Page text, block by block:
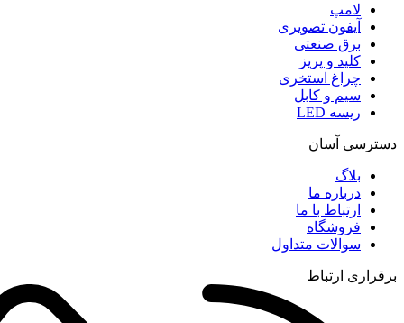
لامپ
آیفون تصویری
برق صنعتی
کلید و پریز
چراغ استخری
سیم و کابل
ریسه LED
دسترسی آسان
بلاگ
درباره ما
ارتباط با ما
فروشگاه
سوالات متداول
برقراری ارتباط